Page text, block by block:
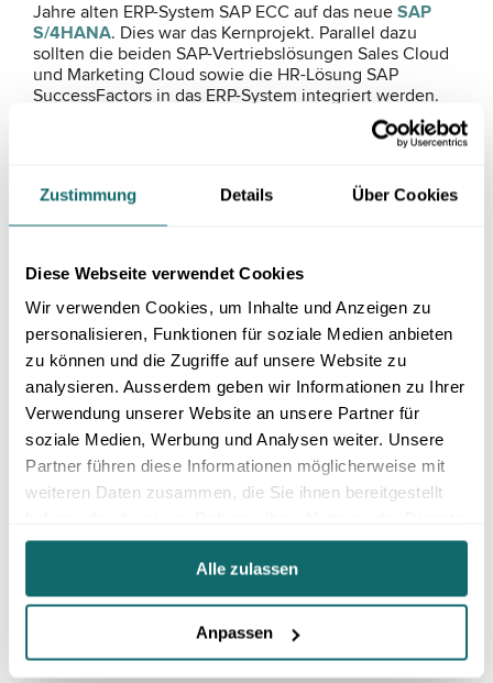
Zustimmung Details Über Cookies
Diese Webseite verwendet Cookies
Wir verwenden Cookies, um Inhalte und Anzeigen zu
personalisieren, Funktionen für soziale Medien anbieten
zu können und die Zugriffe auf unsere Website zu
analysieren. Ausserdem geben wir Informationen zu Ihrer
Verwendung unserer Website an unsere Partner für
soziale Medien, Werbung und Analysen weiter. Unsere
Partner führen diese Informationen möglicherweise mit
weiteren Daten zusammen, die Sie ihnen bereitgestellt
gesammelt haben.
Alle zulassen
Anpassen
Jahre alten ERP-System SAP ECC auf das neue SAP
S/4HANA. Dies war das Kernprojekt. Parallel dazu
sollten die beiden SAP-Vertriebslösungen Sales Cloud
und Marketing Cloud sowie die HR-Lösung SAP
SuccessFactors in das ERP-System integriert werden.
Thomas Hottinger ist Managing Director & Senior
Partner bei der Innflow AG und war beeindruckt von der
Power von WWZ: «Normalerweise wird zuerst die ERP-
weitere Innovationsschritte angegangen. Mit ihrer
digitalen Transformation ist WWZ der erste Schweizer
Energieversorger, der eine Umstellung seiner
Kernprozesse in dieser Grössenordnung durchgeführt
hat.» Für den Erfolg des Projekts waren für Stefan Willi
drei Punkte zentral.